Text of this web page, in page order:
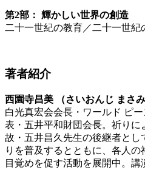
第2部： 輝かしい世界の創造
二十一世紀の教育／二十一世紀
著者紹介
西園寺昌美 （さいおんじ まさみ
白光真宏会会長・ワールド ピ
表・五井平和財団会長。祈りに
故・五井昌久先生の後継者と
りを普及するとともに、各人
目覚めを促す活動を展開中。講